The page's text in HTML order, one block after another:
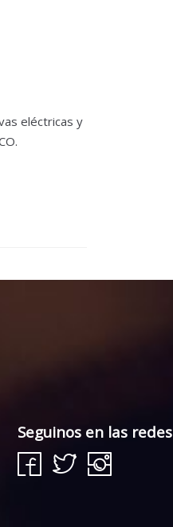
eléctricas y
Seguinos en las redes